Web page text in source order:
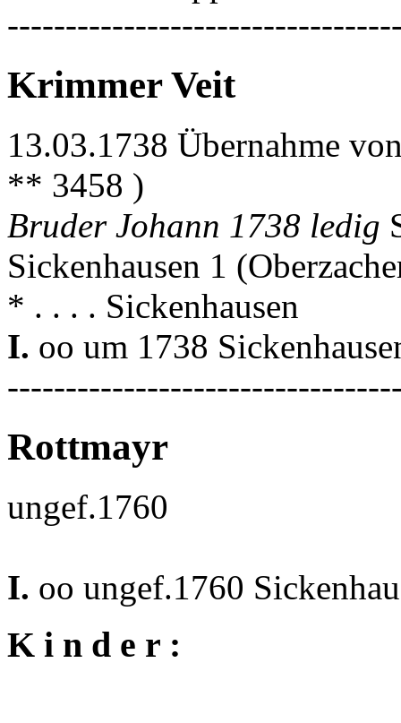
Krimmer Veit
13.03.1738 Übernahme
** 3458 )
Bruder Johann 1738 ledig
Sickenhausen 1
* . . . . Sickenhausen
I. oo um 1738
Rottmayr
ungef.1760
I. oo ungef.1760
K i n d e r :